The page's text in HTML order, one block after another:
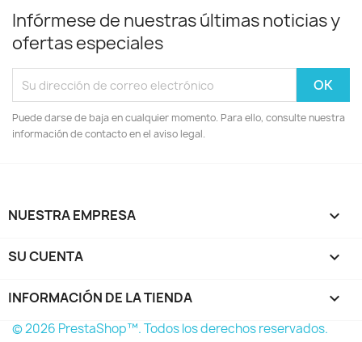
Infórmese de nuestras últimas noticias y
ofertas especiales
Puede darse de baja en cualquier momento. Para ello, consulte nuestra
información de contacto en el aviso legal.
NUESTRA EMPRESA 
SU CUENTA 
INFORMACIÓN DE LA TIENDA keyboard_arrow_down
© 2026 PrestaShop™. Todos los derechos reservados.